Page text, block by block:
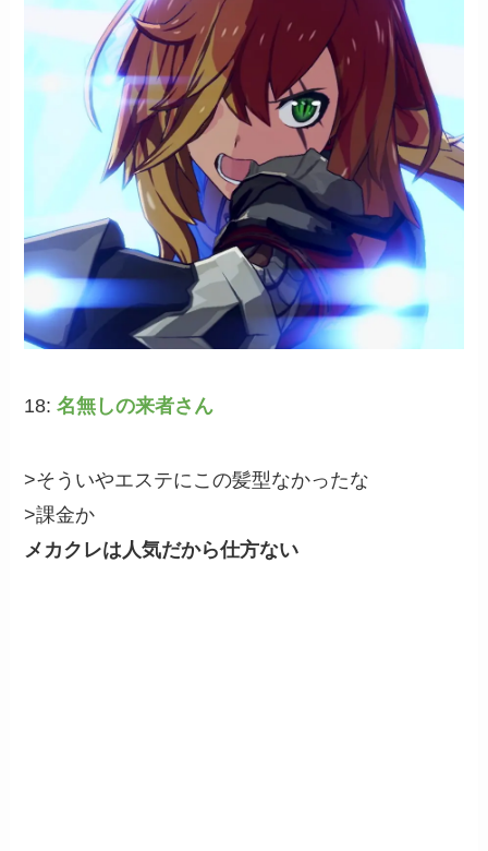
18:名無しの来者さん
>そういやエステにこの髪型なかったな
>課金か
メカクレは人気だから仕方ない